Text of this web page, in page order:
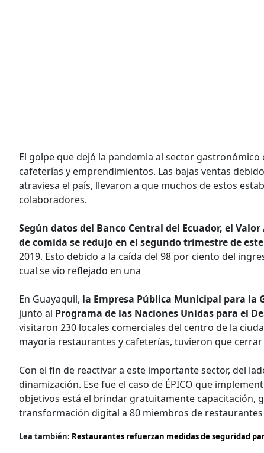
El golpe que dejó la pandemia al sector
cafeterías y emprendimientos. Las bajas ventas
atraviesa el país, llevaron a que muchos de estos
colaboradores.
Según datos del Banco Central del Ecuador, el
de comida se redujo en el segundo trimestre de
2019. Esto debido a la caída del 98 por ciento del
cual se vio reflejado en una
En Guayaquil, la Empresa Pública Municipal para la
junto al Programa de las Naciones Unidas para el
visitaron 230 locales comerciales del centro de la
mayoría restaurantes y cafeterías, tuvieron que
Con el fin de reactivar a este importante sector, del
dinamización. Ese fue el caso de ÉPICO que
objetivos está el brindar gratuitamente capacitación,
transformación digital a 80 miembros de restaurantes
Lea también: Restaurantes refuerzan medidas de seguridad